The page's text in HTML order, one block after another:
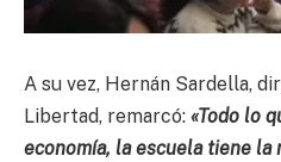
A su vez, Hernán Sardella,
Libertad, remarcó: «Todo lo
economía, la escuela tiene la